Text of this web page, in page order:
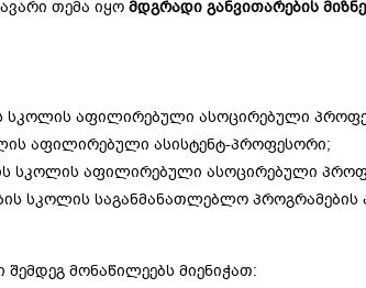
თემა იყო მდგრადი განვითარების
სკოლის აფილირებული ასოცირებული
აფილირებული ასისტენტ-პროფესორი;
სკოლის აფილირებული ასოცირებული
სკოლის საგანმანათლებლო პროგრამების
მონაწილეებს მიენიჭათ: